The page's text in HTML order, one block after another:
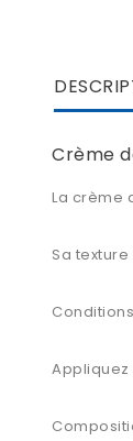
Crème
La crème
Sa
Appliquez